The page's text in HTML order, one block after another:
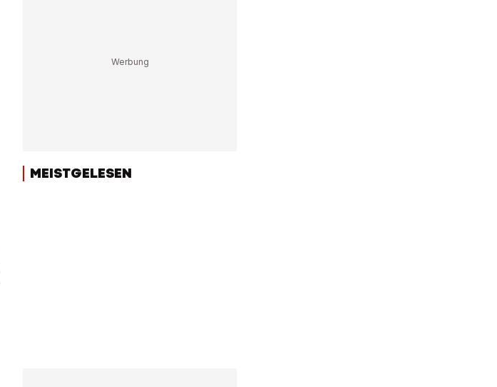
MEISTGELESEN